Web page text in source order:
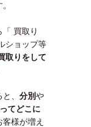
「 買取り
ショップ等
取りをして
、 分別や
てどこに
客様が増え